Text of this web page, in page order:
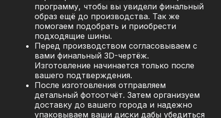
программу, чтобы вы увидели финальный
образ ещё до производства. Так же
помогаем подобрать и приобрести
подходящие шины.
Перед производством согласовываем с
вами финальный 3D-чертёж.
Изготовление начинается только после
вашего подтверждения.
После изготовления отправляем
детальный фотоотчёт. Затем организуем
доставку до вашего города и надежно
упаковываем ваши диски дабы убедиться